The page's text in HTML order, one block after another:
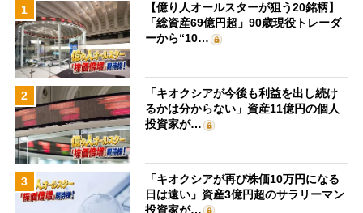
1
【億り人オールスターが狙う20銘柄】
「総資産69億円超」90歳現役トレーダ
ーから“10…
2
「キオクシアが今後も利益を出し続け
るかは分からない」資産11億円の個人
投資家が…
3
「キオクシアが再び株価10万円になる
日は遠い」資産3億円超のサラリーマン
投資家が…